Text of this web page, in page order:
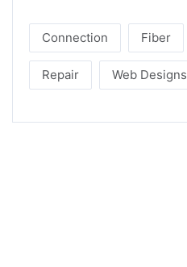
Connection Fiber
Repair Web Designs